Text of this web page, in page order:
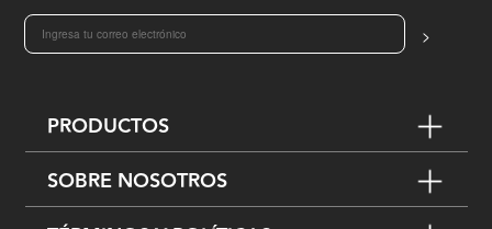
>
PRODUCTOS
SOBRE NOSOTROS